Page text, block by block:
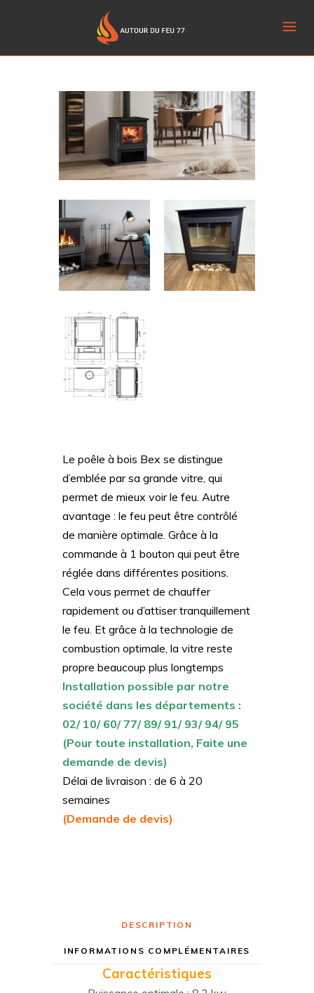
Le poêle à bois Bex se distingue
d’emblée par sa grande vitre, qui
permet de mieux voir le feu. Autre
avantage : le feu peut être contrôlé
de manière optimale. Grâce à la
commande à 1 bouton qui peut être
réglée dans différentes positions.
Cela vous permet de chauffer
rapidement ou d’attiser tranquillement
le feu. Et grâce à la technologie de
combustion optimale, la vitre reste
propre beaucoup plus longtemps
Installation possible par notre
société dans les départements :
02/ 10/ 60/ 77/ 89/ 91/ 93/ 94/ 95
(Pour toute installation, Faite une
demande de devis)
Délai de livraison : de 6 à 20
semaines
(Demande de devis)
DESCRIPTION
INFORMATIONS COMPLÉMENTAIRES
Caractéristiques